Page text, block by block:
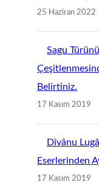
25 Haziran 2022
Sagu
Belirtiniz.
17 Kasım 2019
Dîvânu
Eserlerinden
17 Kasım 2019